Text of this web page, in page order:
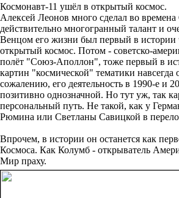
Космонавт-11 ушёл в открытый космос.
Алексей Леонов много сделал во
действительно многогранный талант и
Венцом его жизни был первый в истории
открытый космос. Потом - советско-
полёт "Союз-Аполлон", тоже первый в
картин "космической" тематики навсегда
сожалению, его деятельность в 1990-е и
позитивно однозначной. Но тут уж, так
персональный путь. Не такой, как у
Рюмина или Светланы Савицкой в
Впрочем, в истории он останется как
Космоса. Как Колумб - открыватель
Мир праху.